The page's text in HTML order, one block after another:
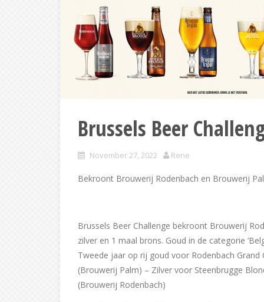
Brussels Beer
November 27, 2022 Rene
Bekroont Brouwerij Rodenbach en Brouwerij
Brussels Beer Challenge bekroont Brouwerij
zilver en 1 maal brons. Goud in de categorie
Tweede jaar op rij goud voor Rodenbach
(Brouwerij Palm) – Zilver voor Steenbrugge
(Brouwerij Rodenbach)